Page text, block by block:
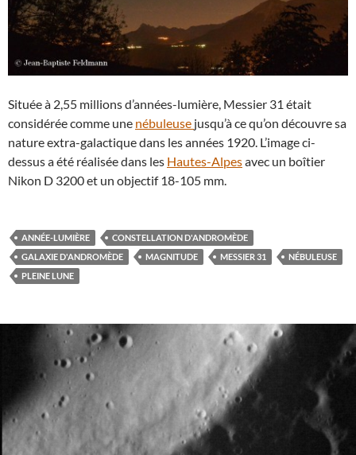
Située à 2,55 millions d’années-lumière, Messier 31 était
considérée comme une nébuleuse jusqu’à ce qu’on découvre sa
nature extra-galactique dans les années 1920. L’image ci-
dessus a été réalisée dans les Hautes-Alpesavec un boîtier
Nikon D 3200 et un objectif 18-105 mm.
ANNÉE-LUMIÈRE
CONSTELLATION D'ANDROMÈDE
GALAXIE D'ANDROMÈDE
MAGNITUDE MESSIER 31
NÉBULEUSE
PLEINE LUNE